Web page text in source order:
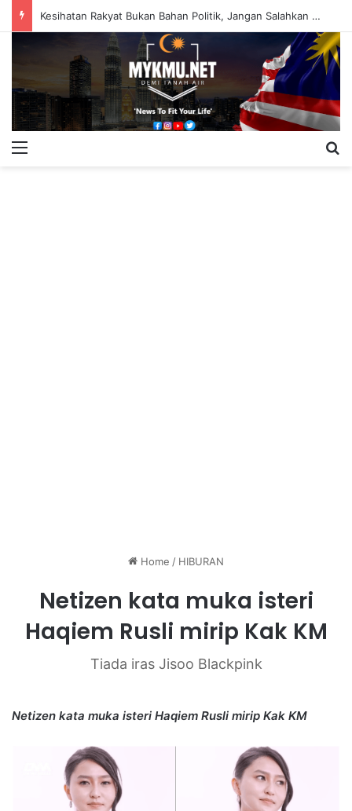
Kesihatan Rakyat Bukan Bahan Politik, Jangan Salahkan Onn Hafiz – Haslinda Salleh
Home / HIBURAN
Netizen kata muka isteri
Haqiem Rusli mirip Kak KM
Tiada iras Jisoo Blackpink
Netizen kata muka isteri Haqiem Rusli mirip Kak KM